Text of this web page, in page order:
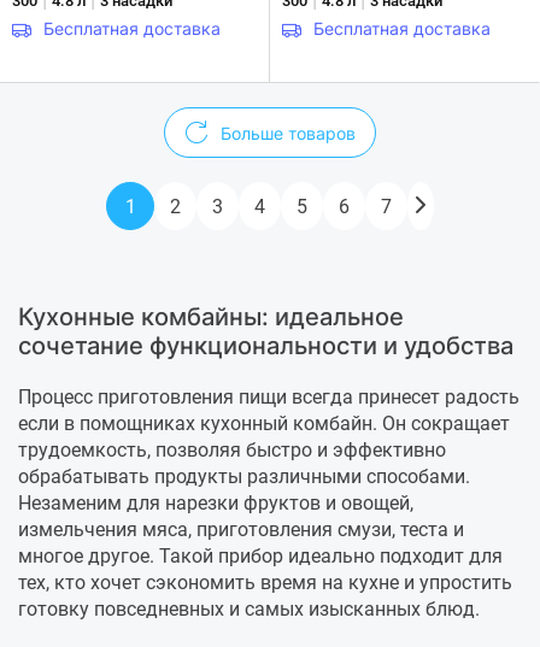
Бесплатная доставка Бесплатная доставка
Больше товаров
1 2 3 4 5 6 7
Кухонные комбайны: идеальное
сочетание функциональности и удобства
Процесс приготовления пищи всегда принесет радость
если в помощниках кухонный комбайн. Он сокращает
трудоемкость, позволяя быстро и эффективно
обрабатывать продукты различными способами.
Незаменим для нарезки фруктов и овощей,
измельчения мяса, приготовления смузи, теста и
многое другое. Такой прибор идеально подходит для
тех, кто хочет сэкономить время на кухне и упростить
готовку повседневных и самых изысканных блюд.